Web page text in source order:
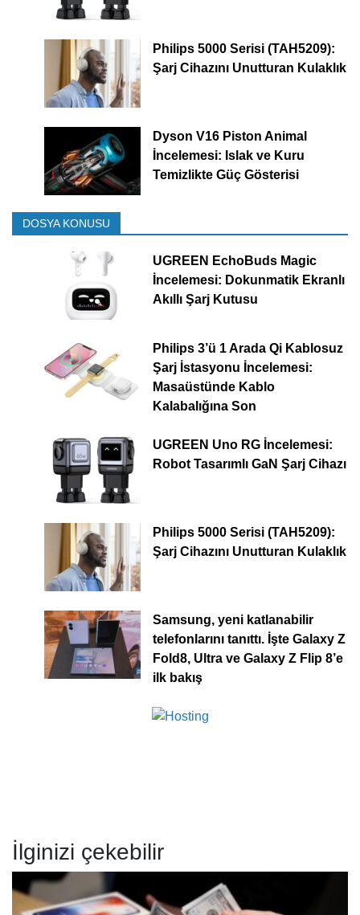
Philips 5000 Serisi (TAH5209):
Şarj Cihazını Unutturan Kulaklık
Dyson V16 Piston Animal
İncelemesi: Islak ve Kuru
Temizlikte Güç Gösterisi
DOSYA KONUSU
UGREEN EchoBuds Magic
İncelemesi: Dokunmatik Ekranlı
Akıllı Şarj Kutusu
Philips 3’ü 1 Arada Qi Kablosuz
Şarj İstasyonu İncelemesi:
Masaüstünde Kablo
Kalabalığına Son
UGREEN Uno RG İncelemesi:
Robot Tasarımlı GaN Şarj Cihazı
Philips 5000 Serisi (TAH5209):
Şarj Cihazını Unutturan Kulaklık
Samsung, yeni katlanabilir
telefonlarını tanıttı. İşte Galaxy Z
Fold8, Ultra ve Galaxy Z Flip 8’e
ilk bakış
İlginizi çekebilir